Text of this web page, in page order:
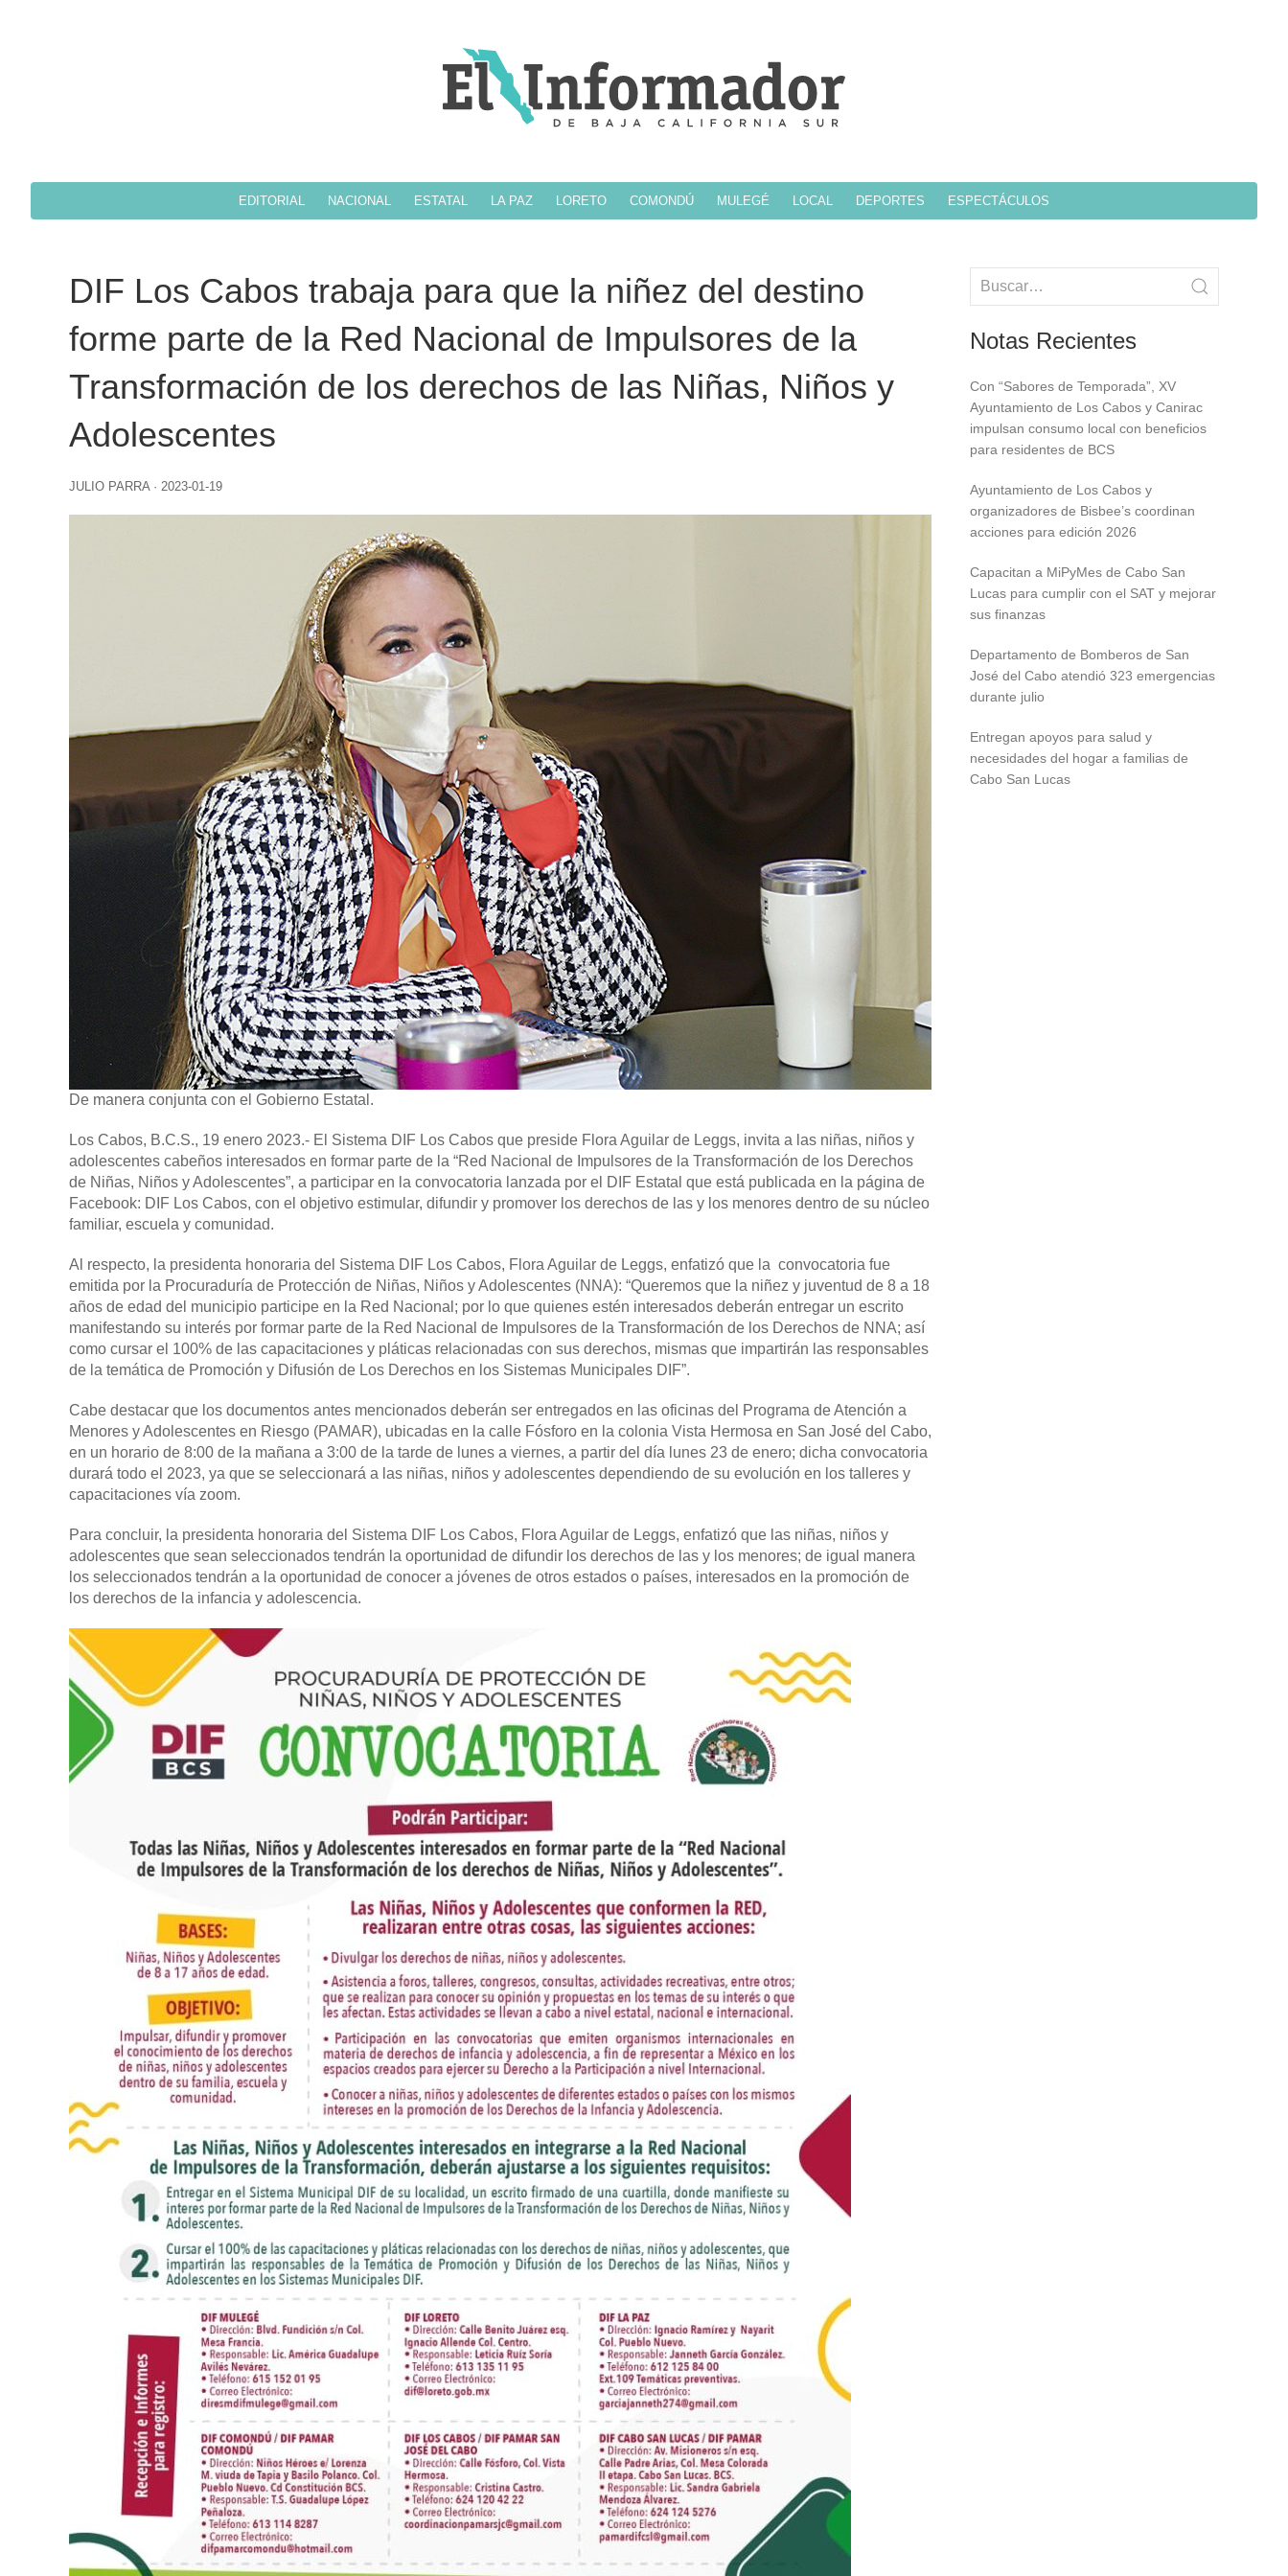
EDITORIAL NACIONAL ESTATAL LA PAZ LORETO COMONDÚ MULEGÉ LOCAL DEPORTES ESPECTÁCULOS
DIF Los Cabos trabaja para que la niñez del destino
forme parte de la Red Nacional de Impulsores de la
Transformación de los derechos de las Niñas, Niños y
Adolescentes
JULIO PARRA · 2023-01-19
De manera conjunta con el Gobierno Estatal.
Los Cabos, B.C.S., 19 enero 2023.- El Sistema DIF Los Cabos que preside Flora Aguilar de Leggs, invita a las niñas, niños y
adolescentes cabeños interesados en formar parte de la “Red Nacional de Impulsores de la Transformación de los Derechos
de Niñas, Niños y Adolescentes”, a participar en la convocatoria lanzada por el DIF Estatal que está publicada en la página de
Facebook: DIF Los Cabos, con el objetivo estimular, difundir y promover los derechos de las y los menores dentro de su núcleo
familiar, escuela y comunidad.
Al respecto, la presidenta honoraria del Sistema DIF Los Cabos, Flora Aguilar de Leggs, enfatizó que la convocatoria fue
emitida por la Procuraduría de Protección de Niñas, Niños y Adolescentes (NNA): “Queremos que la niñez y juventud de 8 a 18
años de edad del municipio participe en la Red Nacional; por lo que quienes estén interesados deberán entregar un escrito
manifestando su interés por formar parte de la Red Nacional de Impulsores de la Transformación de los Derechos de NNA; así
como cursar el 100% de las capacitaciones y pláticas relacionadas con sus derechos, mismas que impartirán las responsables
de la temática de Promoción y Difusión de Los Derechos en los Sistemas Municipales DIF”.
Cabe destacar que los documentos antes mencionados deberán ser entregados en las oficinas del Programa de Atención a
Menores y Adolescentes en Riesgo (PAMAR), ubicadas en la calle Fósforo en la colonia Vista Hermosa en San José del Cabo,
en un horario de 8:00 de la mañana a 3:00 de la tarde de lunes a viernes, a partir del día lunes 23 de enero; dicha convocatoria
durará todo el 2023, ya que se seleccionará a las niñas, niños y adolescentes dependiendo de su evolución en los talleres y
capacitaciones vía zoom.
Para concluir, la presidenta honoraria del Sistema DIF Los Cabos, Flora Aguilar de Leggs, enfatizó que las niñas, niños y
adolescentes que sean seleccionados tendrán la oportunidad de difundir los derechos de las y los menores; de igual manera
los seleccionados tendrán a la oportunidad de conocer a jóvenes de otros estados o países, interesados en la promoción de
los derechos de la infancia y adolescencia.
Notas Recientes
Con “Sabores de Temporada”, XV
Ayuntamiento de Los Cabos y Canirac
impulsan consumo local con beneficios
para residentes de BCS
Ayuntamiento de Los Cabos y
organizadores de Bisbee’s coordinan
acciones para edición 2026
Capacitan a MiPyMes de Cabo San
Lucas para cumplir con el SAT y mejorar
sus finanzas
Departamento de Bomberos de San
José del Cabo atendió 323 emergencias
durante julio
Entregan apoyos para salud y
necesidades del hogar a familias de
Cabo San Lucas